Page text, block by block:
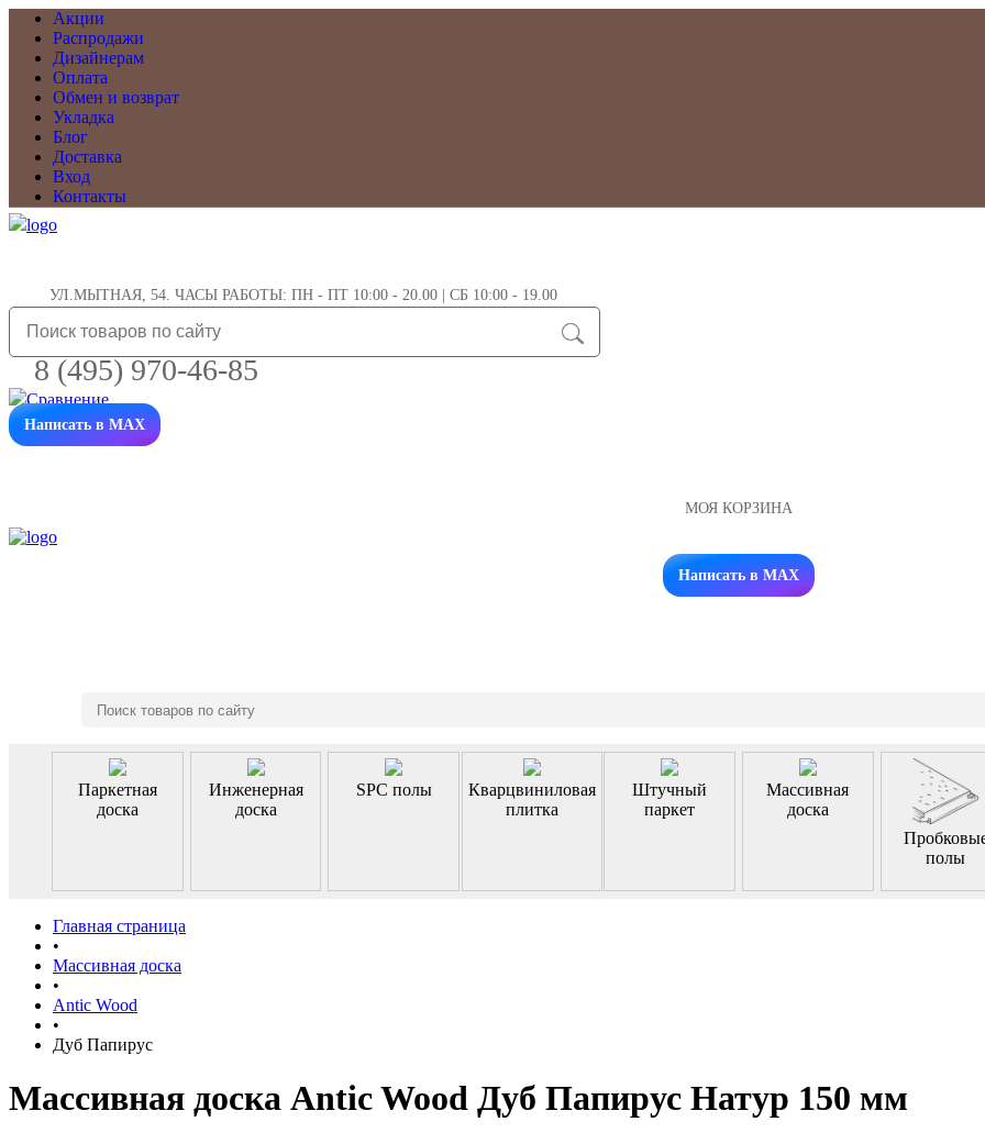
Акции
Распродажи
Дизайнерам
Оплата
Обмен и возврат
Укладка
Блог
Доставка
Вход
Контакты
УЛ.МЫТНАЯ, 54. ЧАСЫ РАБОТЫ: ПН - ПТ 10:00 - 20.00 | СБ 10:00 - 19.00
8 (495) 970-46-85
Написать в MAX
МОЯ КОРЗИНА
Заказать звонок
Написать в MAX
Паркетная
доска
Инженерная
доска
SPC полы
Кварцвиниловая
плитка
Штучный
паркет
Массивная
доска
полы
Главная страница
•
Массивная доска
•
Antic Wood
•
Дуб Папирус
Массивная доска Antic Wood Дуб Папирус Натур 150 мм